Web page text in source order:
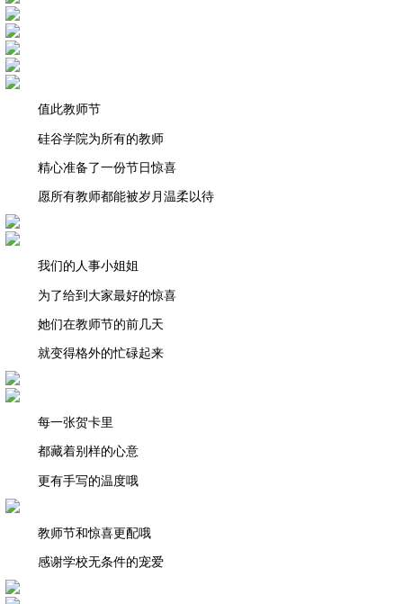
值此教师节
硅谷学院为所有的教师
精心准备了一份节日惊喜
愿所有教师都能被岁月温柔以待
我们的人事小姐姐
为了给到大家最好的惊喜
她们在教师节的前几天
就变得格外的忙碌起来
每一张贺卡里
都藏着别样的心意
更有手写的温度哦
教师节和惊喜更配哦
感谢学校无条件的宠爱